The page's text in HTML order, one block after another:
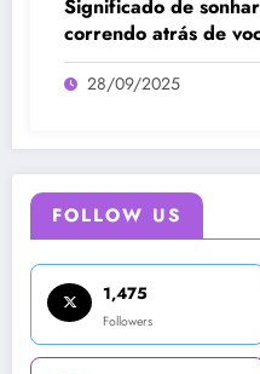
FOLLOW US
1,475
Followers
Significado de
correndo atrás de
28/09/2025